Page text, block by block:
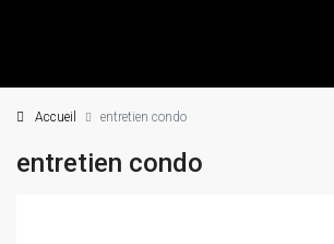
Accueil entretien condo
entretien condo